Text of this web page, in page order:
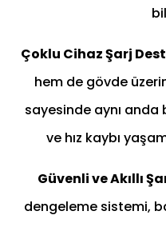
Çoklu Cihaz Şarj
hem de gövde
sayesinde aynı anda
ve hız kaybı
Güvenli ve Akıllı
dengeleme sistemi,